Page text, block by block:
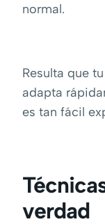
normal.
Resulta que
adapta
es tan fácil
verdad